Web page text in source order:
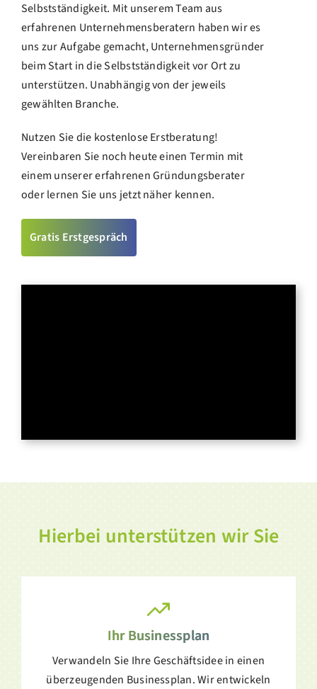
Selbstständigkeit. Mit unserem Team aus
erfahrenen Unternehmensberatern haben wir es
uns zur Aufgabe gemacht, Unternehmensgründer
beim Start in die Selbstständigkeit vor Ort zu
unterstützen. Unabhängig von der jeweils
gewählten Branche.
Nutzen Sie die kostenlose Erstberatung!
Vereinbaren Sie noch heute einen Termin mit
einem unserer erfahrenen Gründungsberater
oder lernen Sie uns jetzt näher kennen.
Gratis Erstgespräch
Hierbei unterstützen wir Sie
Ihr Businessplan
Verwandeln Sie Ihre Geschäftsidee in einen
überzeugenden Businessplan. Wir entwickeln